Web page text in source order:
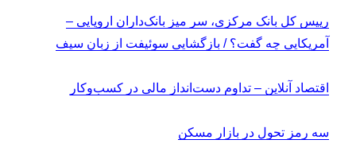
رییس کل بانک مرکزی، سر میز بانک‌داران اروپایی –
آمریکایی چه گفت؟ / بازگشایی سوئیفت از زبان سیف
اقتصاد آنلاین – تداوم دست‌انداز مالی در کسب‌وکار
سه رمز تحول در بازار مسکن